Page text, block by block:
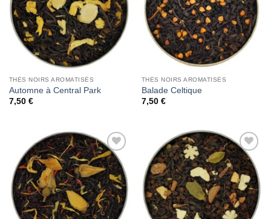
THÉS NOIRS AROMATISÉS
Automne à Central Park
7,50 €
THÉS NOIRS AROMATISÉS
Balade Celtique
7,50 €
Add to
Wishlist
Add to
Wishlist